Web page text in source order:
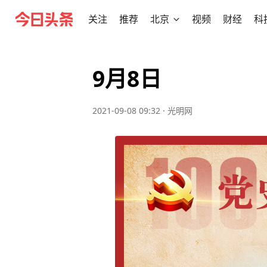
关注 推荐 北京 视频 财经 科
9月8日
2021-09-08 09:32 · 光明网